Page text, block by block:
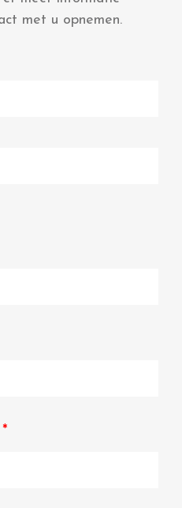
met u opnemen.
*